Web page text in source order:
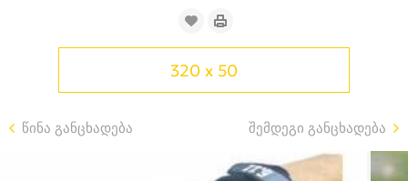
320 x 50
წინა განცხადება შემდეგი განცხადება